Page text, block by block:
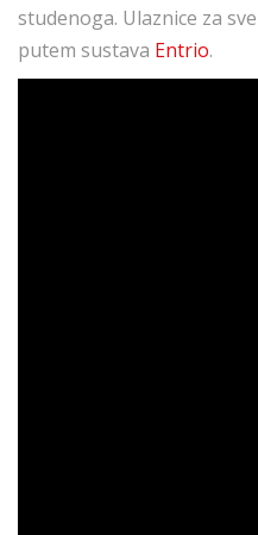
studenoga. Ulaznice za
putem sustava Entrio.